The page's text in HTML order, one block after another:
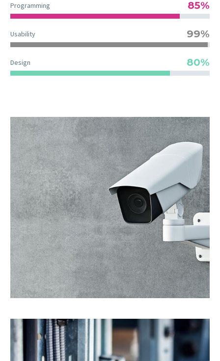
Programming 85%
Usability 99%
Design 80%